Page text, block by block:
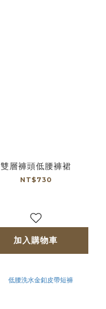
雙層褲頭低腰褲裙
NT$730
加入購物車